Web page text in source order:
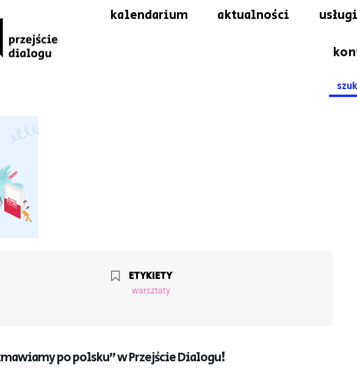
kalendarium aktualności
for:
ETYKIETY
warsztaty
po polsku” w Przejście Dialogu!